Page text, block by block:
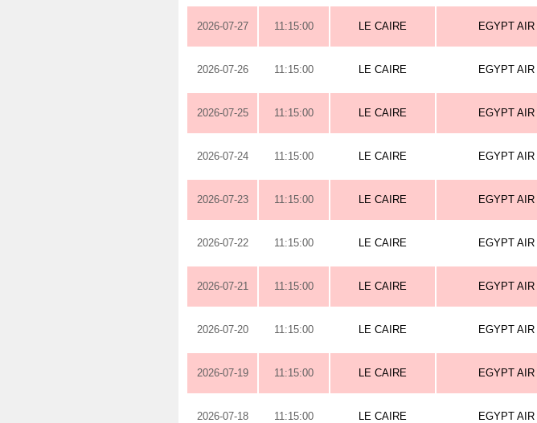
2026-07-27 11:15:00 LE CAIRE EGYPT AIR
2026-07-26 11:15:00 LE CAIRE EGYPT AIR
2026-07-25 11:15:00 LE CAIRE EGYPT AIR
2026-07-24 11:15:00 LE CAIRE EGYPT AIR
2026-07-23 11:15:00 LE CAIRE EGYPT AIR
2026-07-22 11:15:00 LE CAIRE EGYPT AIR
2026-07-21 11:15:00 LE CAIRE EGYPT AIR
2026-07-20 11:15:00 LE CAIRE EGYPT AIR
2026-07-19 11:15:00 LE CAIRE EGYPT AIR
2026-07-18 11:15:00 LE CAIRE EGYPT AIR